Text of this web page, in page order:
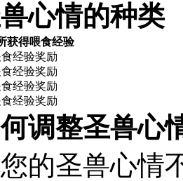
兽心情的种类
获得喂食经验
经验奖励
经验奖励
经验奖励
经验奖励
何调整圣兽心
的圣兽心情